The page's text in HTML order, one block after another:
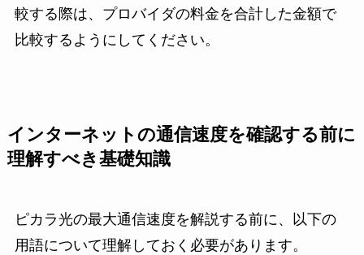
較する際は、プロバイダの料金を合計した金額で
比較するようにしてください。
インターネットの通信速度を確認する前に
理解すべき基礎知識
ピカラ光の最大通信速度を解説する前に、以下の
用語について理解しておく必要があります。